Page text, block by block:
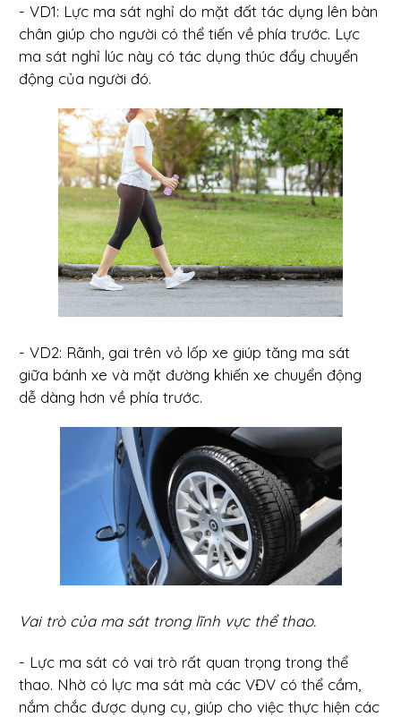
- VD1: Lực ma sát nghỉ do mặt đất tác dụng lên bàn
chân giúp cho người có thể tiến về phía trước. Lực
ma sát nghỉ lúc này có tác dụng thúc đẩy chuyển
động của người đó.
- VD2: Rãnh, gai trên vỏ lốp xe giúp tăng ma sát
giữa bánh xe và mặt đường khiến xe chuyển động
dễ dàng hơn về phía trước.
Vai trò của ma sát trong lĩnh vực thể thao.
- Lực ma sát có vai trò rất quan trọng trong thể
thao. Nhờ có lực ma sát mà các VĐV có thể cầm,
nắm chắc được dụng cụ, giúp cho việc thực hiện các